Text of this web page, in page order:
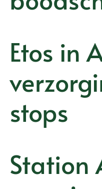
Etos in
stops
Station